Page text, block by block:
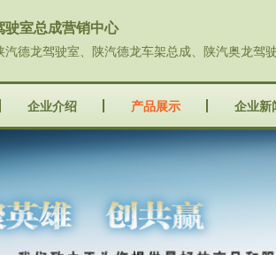
室总成营销中心
汽德龙驾驶室、陕汽德龙车架总成、陕汽奥龙驾
企业介绍 产品展示 企业新